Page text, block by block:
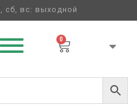
, сб, вс: выходной
0